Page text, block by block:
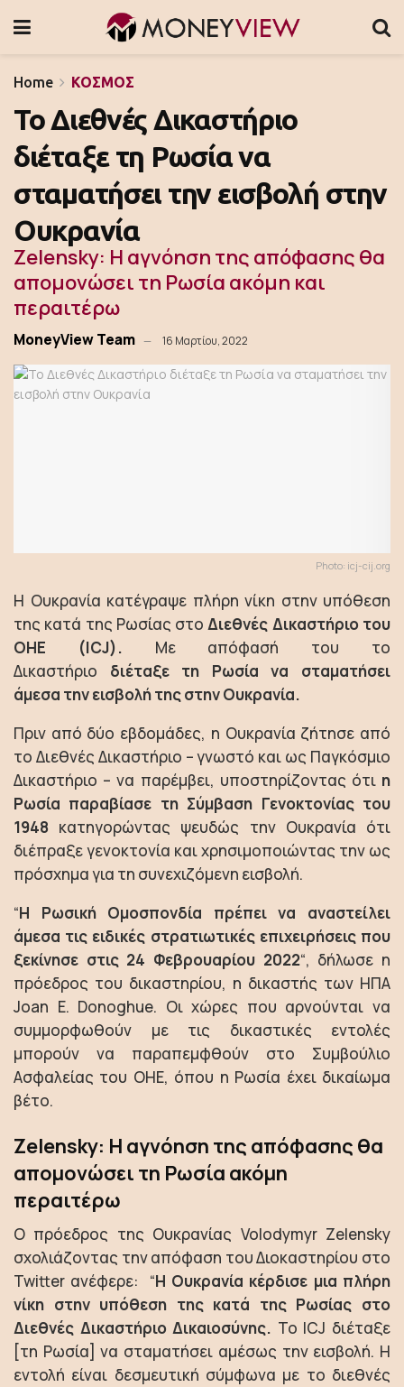
Home ΚΟΣΜΟΣ
Το Διεθνές Δικαστήριο
διέταξε τη Ρωσία να
σταματήσει την εισβολή στην
Ουκρανία
Zelensky: Η αγνόηση της απόφασης θα
απομονώσει τη Ρωσία ακόμη και
περαιτέρω
MoneyView Team 16 Μαρτίου, 2022
Photo: icj-cij.org
Η Ουκρανία κατέγραψε πλήρη νίκη στην υπόθεση
της κατά της Ρωσίας στοΔιεθνές Δικαστήριο του
ΟΗΕ (ICJ). Με απόφασή του το
Δικαστήριο διέταξε τη Ρωσία να σταματήσει
άμεσα την εισβολή της στην Ουκρανία.
Πριν από δύο εβδομάδες, η Ουκρανία ζήτησε από
το Διεθνές Δικαστήριο – γνωστό και ως Παγκόσμιο
Δικαστήριο – να παρέμβει, υποστηρίζοντας ότι η
Ρωσία παραβίασε τη Σύμβαση Γενοκτονίας του
1948 κατηγορώντας ψευδώς την Ουκρανία ότι
διέπραξε γενοκτονία και χρησιμοποιώντας την ως
πρόσχημα για τη συνεχιζόμενη εισβολή.
“Η Ρωσική Ομοσπονδία πρέπει να αναστείλει
άμεσα τις ειδικές στρατιωτικές επιχειρήσεις που
ξεκίνησε στις 24 Φεβρουαρίου 2022“, δήλωσε η
πρόεδρος του δικαστηρίου, η δικαστής των ΗΠΑ
Joan E. Donoghue. Οι χώρες που αρνούνται να
συμμορφωθούν με τις δικαστικές εντολές
μπορούν να παραπεμφθούν στο Συμβούλιο
Ασφαλείας του ΟΗΕ, όπου η Ρωσία έχει δικαίωμα
βέτο.
Zelensky: Η αγνόηση της απόφασης θα
απομονώσει τη Ρωσία ακόμη
περαιτέρω
Ο πρόεδρος της Ουκρανίας Volodymyr Zelensky
σχολιάζοντας την απόφαση του Διοκαστηρίου στο
Twitter ανέφερε: “Η Ουκρανία κέρδισε μια πλήρη
νίκη στην υπόθεση της κατά της Ρωσίας στο
Διεθνές Δικαστήριο Δικαιοσύνης. Το ICJ διέταξε
[τη Ρωσία] να σταματήσει αμέσως την εισβολή. Η
εντολή είναι δεσμευτική σύμφωνα με το διεθνές